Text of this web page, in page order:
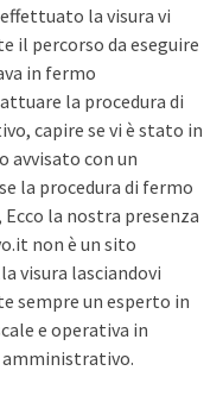
la visura vi
il percorso da eseguire
in fermo
la procedura di
capire se vi è stato in
avvisato con un
la procedura di fermo
la nostra presenza
non è un sito
visura lasciandovi
sempre un esperto in
e operativa in